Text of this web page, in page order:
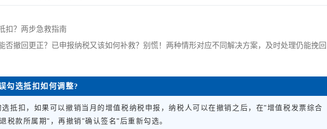
扣？两步急救指南
否撤回更正？已申报纳税又该如何补救？别慌！两种情形对应不同解决方案，及时处理仍能挽回
勾选抵扣如何调整?
抵扣，如果可以撤销当月的增值税纳税申报，纳税人可以在撤销之后，在"增值税发票综合
税款所属期"，再撤销"确认签名"后重新勾选。